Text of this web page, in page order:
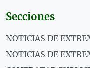
Secciones
NOTICIAS DE
NOTICIAS DE